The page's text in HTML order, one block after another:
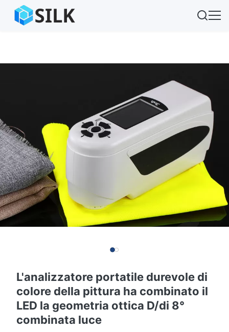
L'analizzatore portatile durevole di
colore della pittura ha combinato il
LED la geometria ottica D/di 8°
combinata luce